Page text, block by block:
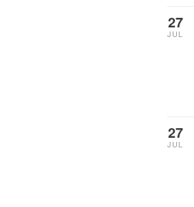
27
JUL
27
JUL